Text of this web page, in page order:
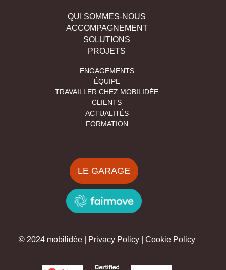
QUI SOMMES-NOUS
ACCOMPAGNEMENT
SOLUTIONS
PROJETS
ENGAGEMENTS
ÉQUIPE
TRAVAILLER CHEZ MOBILIDÉE
CLIENTS
ACTUALITÉS
FORMATION
LE GARAGE
© 2024 mobilidée | Privacy Policy Cookie Policy